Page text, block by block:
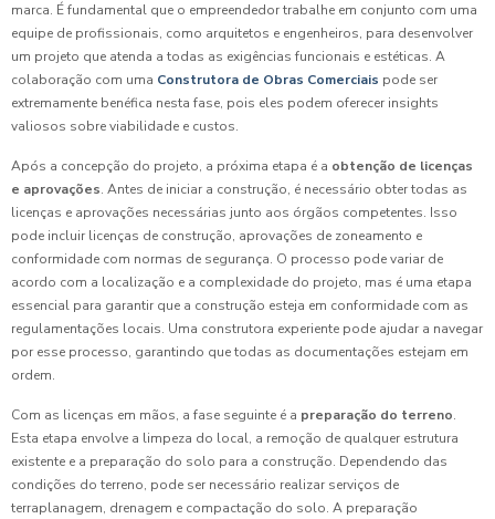
marca. É fundamental que o empreendedor trabalhe em conjunto com uma
equipe de profissionais, como arquitetos e engenheiros, para desenvolver
um projeto que atenda a todas as exigências funcionais e estéticas. A
colaboração com uma Construtora de Obras Comerciais pode ser
extremamente benéfica nesta fase, pois eles podem oferecer insights
valiosos sobre viabilidade e custos.
Após a concepção do projeto, a próxima etapa é a obtenção de licenças
e aprovações. Antes de iniciar a construção, é necessário obter todas as
licenças e aprovações necessárias junto aos órgãos competentes. Isso
pode incluir licenças de construção, aprovações de zoneamento e
conformidade com normas de segurança. O processo pode variar de
acordo com a localização e a complexidade do projeto, mas é uma etapa
essencial para garantir que a construção esteja em conformidade com as
regulamentações locais. Uma construtora experiente pode ajudar a navegar
por esse processo, garantindo que todas as documentações estejam em
ordem.
Com as licenças em mãos, a fase seguinte é a preparação do terreno.
Esta etapa envolve a limpeza do local, a remoção de qualquer estrutura
existente e a preparação do solo para a construção. Dependendo das
condições do terreno, pode ser necessário realizar serviços de
terraplanagem, drenagem e compactação do solo. A preparação